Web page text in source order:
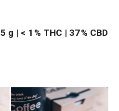
5 g | < 1 % THC | 37 % CBD